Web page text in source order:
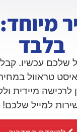
בלבד
שלכם עכשיו.
טראוול
לרכישה מיידית
למייל שלכם!